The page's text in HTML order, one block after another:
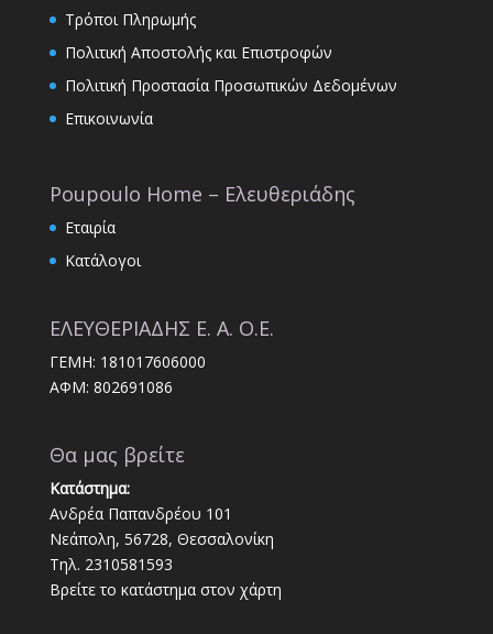
Τρόποι Πληρωμής
Πολιτική Αποστολής και Επιστροφών
Πολιτική Προστασία Προσωπικών Δεδομένων
Επικοινωνία
Poupoulo Home – Ελευθεριάδης
Εταιρία
Κατάλογοι
ΕΛΕΥΘΕΡΙΑΔΗΣ Ε. Α. Ο.Ε.
ΓΕΜΗ: 181017606000
ΑΦΜ: 802691086
Θα μας βρείτε
Κατάστημα:
Ανδρέα Παπανδρέου 101
Νεάπολη, 56728, Θεσσαλονίκη
Τηλ. 2310581593
Βρείτε το κατάστημα στον χάρτη